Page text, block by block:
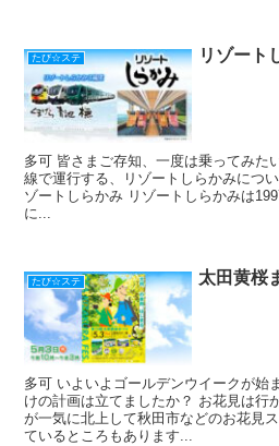
たび☆ステ リゾート
多可 皆さまご存知、一度は乗ってみた
線で運行する、リゾートしらかみにつ
ゾートしらかみ リゾートしらかみは
に...
たび☆ステ 太田黄桜
多可 いよいよゴールデンウイークが始
けの計画は立てましたか？ お花見は行
が一気に北上して秋田市などのお花見
ているところもあります...